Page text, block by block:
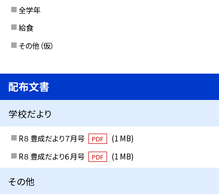
全学年
給食
その他（仮）
配布文書
学校だより
R８ 豊成だより７月号 PDF
(1 MB)
R８ 豊成だより６月号
PDF (1 MB)
その他